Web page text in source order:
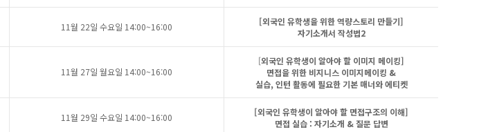
11월 22일 수요일 14:00~16:00
[외국인 유학생을 위한 역량스토리 만들기]
자기소개서 작성법2
11월 27일 월요일 14:00~16:00
[외국인 유학생이 알아야 할 이미지 메이킹]
면접을 위한 비지니스 이미지메이킹 &
실습, 인턴 활동에 필요한 기본 매너와 에티켓
11월 29일 수요일 14:00~16:00
[외국인 유학생이 알아야 할 면접구조의 이해]
면접 실습 : 자기소개 & 질문 답변